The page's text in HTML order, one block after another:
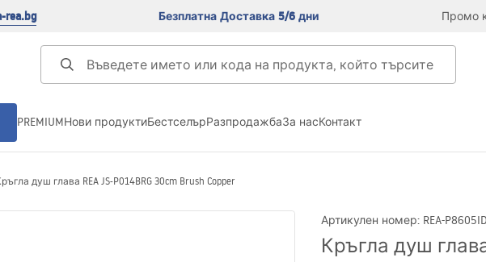
rea.bg Безплатна Доставка 5/6 дни Промо
PREMIUMНови продуктиБестселърРазпродажбаЗа насКонтакт
душ глава REA JS-P014BRG 30cm Brush Copper
Артикулен номер: REA-P8605
Кръгла душ глава